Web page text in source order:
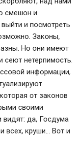
смешон и
и посмотреть
Законы,
Но они имеют
сеют нетерпимость.
информации,
от законов
своими
видят: да, Госдума
всех, круши… Вот и